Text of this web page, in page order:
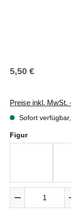
Regulärer Preis:
5,50 €
Preise inkl. MwSt.
Sofort verfügbar,
Figurauswählen
Produkt Anzahl: